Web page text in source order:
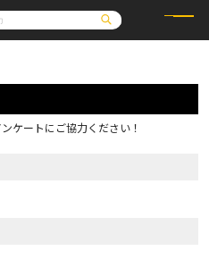
ライトノベル
ロサージュノベルス
通販・NEWS
OVERLAP STORE
ケートにご協力ください！